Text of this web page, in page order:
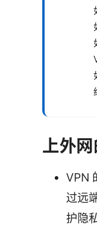
上外
VPN
过远
护隐